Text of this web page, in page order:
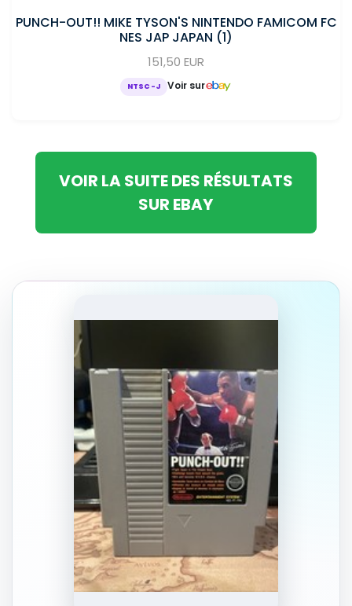
PUNCH-OUT!! MIKE TYSON'S NINTENDO FAMICOM FC
NES JAP JAPAN (1)
151,50 EUR
NTSC-J Voir sur
VOIR LA SUITE DES RÉSULTATS
SUR EBAY